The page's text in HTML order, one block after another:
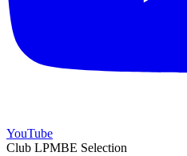
YouTube
Club LPMBE Selection